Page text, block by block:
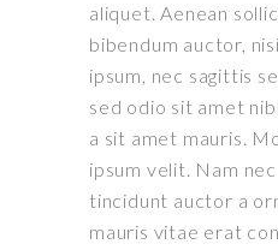
aliquet. Aenean
bibendum auctor,
ipsum, nec sagittis
sed odio sit amet
a sit amet mauris.
ipsum velit. Nam
tincidunt auctor a
mauris vitae erat